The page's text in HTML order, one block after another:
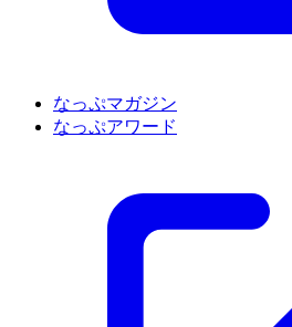
なっぷマガジン
なっぷアワード